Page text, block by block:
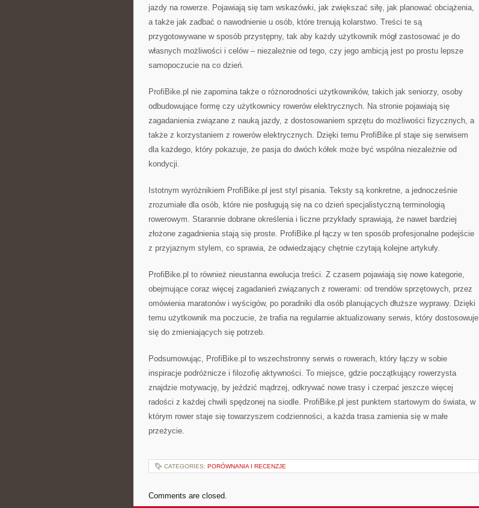
jazdy na rowerze. Pojawiają się tam wskazówki, jak zwiększać siłę, jak planować obciążenia,
a także jak zadbać o nawodnienie u osób, które trenują kolarstwo. Treści te są
przygotowywane w sposób przystępny, tak aby każdy użytkownik mógł zastosować je do
własnych możliwości i celów – niezależnie od tego, czy jego ambicją jest po prostu lepsze
samopoczucie na co dzień.
ProfiBike.pl nie zapomina także o różnorodności użytkowników, takich jak seniorzy, osoby
odbudowujące formę czy użytkownicy rowerów elektrycznych. Na stronie pojawiają się
zagadanienia związane z nauką jazdy, z dostosowaniem sprzętu do możliwości fizycznych, a
także z korzystaniem z rowerów elektrycznych. Dzięki temu ProfiBike.pl staje się serwisem
dla każdego, który pokazuje, że pasja do dwóch kółek może być wspólna niezależnie od
kondycji.
Istotnym wyróżnikiem ProfiBike.pl jest styl pisania. Teksty są konkretne, a jednocześnie
zrozumiałe dla osób, które nie posługują się na co dzień specjalistyczną terminologią
rowerowym. Starannie dobrane określenia i liczne przykłady sprawiają, że nawet bardziej
złożone zagadnienia stają się proste. ProfiBike.pl łączy w ten sposób profesjonalne podejście
z przyjaznym stylem, co sprawia, że odwiedzający chętnie czytają kolejne artykuły.
ProfiBike.pl to również nieustanna ewolucja treści. Z czasem pojawiają się nowe kategorie,
obejmujące coraz więcej zagadanień związanych z rowerami: od trendów sprzętowych, przez
omówienia maratonów i wyścigów, po poradniki dla osób planujących dłuższe wyprawy. Dzięki
temu użytkownik ma poczucie, że trafia na regularnie aktualizowany serwis, który dostosowuje
się do zmieniających się potrzeb.
Podsumowując, ProfiBike.pl to wszechstronny serwis o rowerach, który łączy w sobie
inspiracje podróżnicze i filozofię aktywności. To miejsce, gdzie początkujący rowerzysta
znajdzie motywację, by jeździć mądrzej, odkrywać nowe trasy i czerpać jeszcze więcej
radości z każdej chwili spędzonej na siodle. ProfiBike.pl jest punktem startowym do świata, w
którym rower staje się towarzyszem codzienności, a każda trasa zamienia się w małe
przeżycie.
CATEGORIES: PORÓWNANIA I RECENZJE
Comments are closed.